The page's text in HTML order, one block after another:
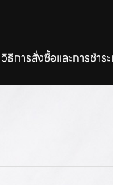
วิธีการสั่งซื้อและการชำระ